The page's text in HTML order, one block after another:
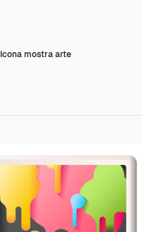
Icona mostra arte